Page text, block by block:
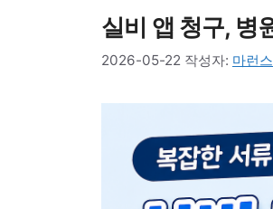
실비 앱 청구, 병
2026-05-22 작성자: 마런스